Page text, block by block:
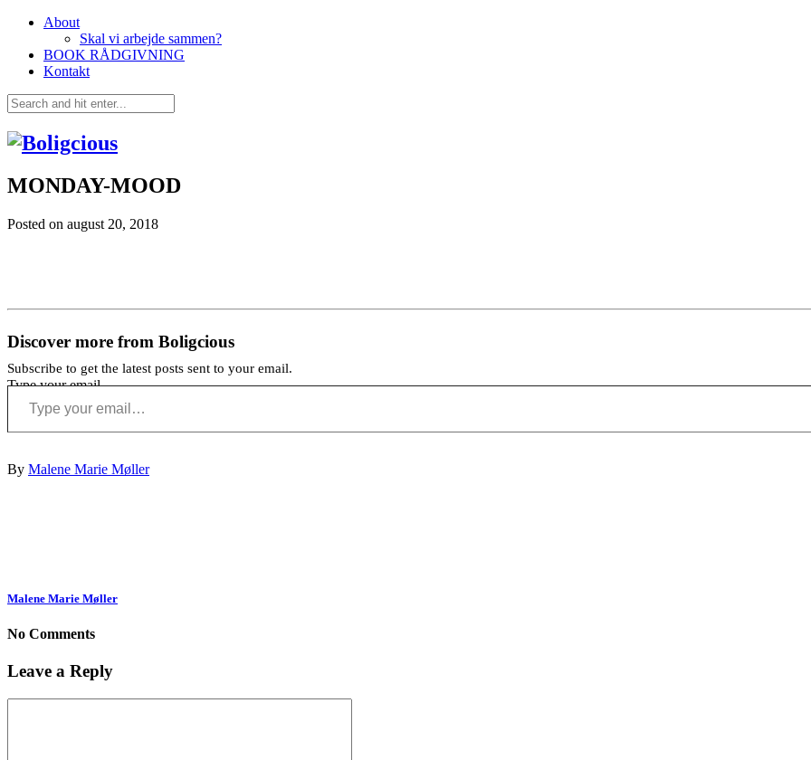
About
Skal vi arbejde sammen?
BOOK RÅDGIVNING
Kontakt
MONDAY-MOOD
Posted on august 20, 2018
Discover more from Boligcious
Subscribe to get the latest posts sent to your email.
Type your email…
By Malene Marie Møller
Malene Marie Møller
No Comments
Leave a Reply